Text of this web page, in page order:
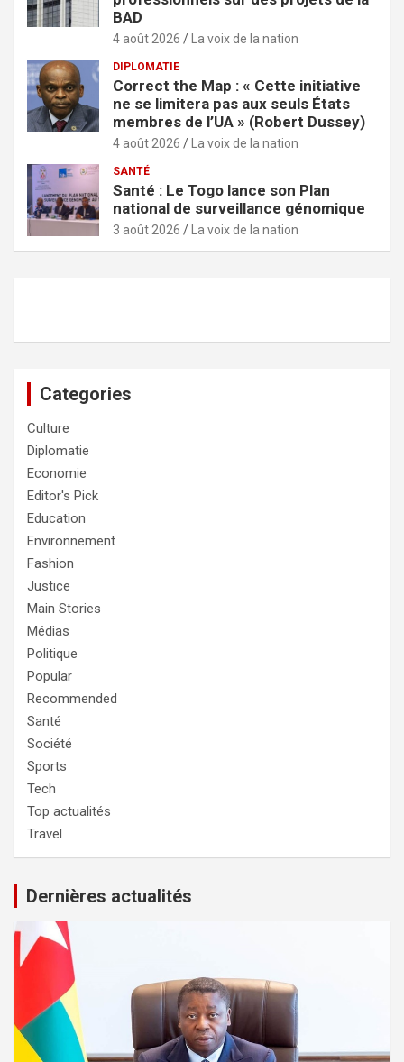
BAD
4 août 2026 La voix de la nation
DIPLOMATIE
Correct the Map : « Cette initiative
ne se limitera pas aux seuls États
membres de l’UA » (Robert Dussey)
4 août 2026 La voix de la nation
SANTÉ
Santé : Le Togo lance son Plan
national de surveillance génomique
3 août 2026 La voix de la nation
Categories
Culture
Diplomatie
Economie
Editor's Pick
Education
Environnement
Fashion
Justice
Main Stories
Médias
Politique
Popular
Recommended
Santé
Société
Sports
Tech
Top actualités
Travel
Dernières actualités